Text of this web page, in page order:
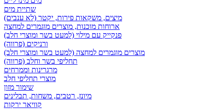
שתיית מים
מיצים, משקאות פירות, יקטר (לא ענבים)
ארוחות מוכנות, מוצרים מוגמרים למחצה
פנקייק עם מילוי (למעט בשר ומוצרי חלב)
ורניקים (פרווה)
מוצרים מוגמרים למחצה (למעט בשר ומוצרי חלב)
תחליפי בשר וחלב (פרווה)
מרגרינות וממרחים
מוצרי תחליפי חלב
שימור מזון
מיונז, רטבים, משחות, תבלינים
קוויאר ירקות